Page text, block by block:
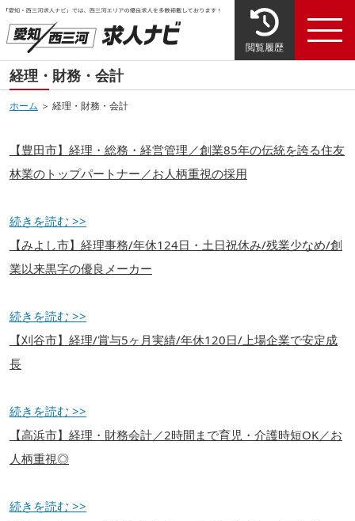
閲覧履歴
経理・財務・会計
ホーム ＞ 経理・財務・会計
【豊田市】経理・総務・経営管理／創業85年の伝統を誇る住友
林業のトップパートナー／お人柄重視の採用
続きを読む >>
【みよし市】経理事務/年休124日・土日祝休み/残業少なめ/創
業以来黒字の優良メーカー
続きを読む >>
【刈谷市】経理/賞与5ヶ月実績/年休120日/上場企業で安定成
長
続きを読む >>
【高浜市】経理・財務会計／2時間まで育児・介護時短OK／お
人柄重視◎
続きを読む >>